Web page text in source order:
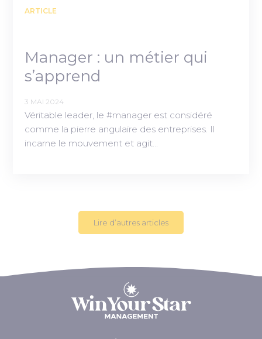
ARTICLE
Manager : un métier qui
s’apprend
3 MAI 2024
Véritable leader, le #manager est considéré
comme la pierre angulaire des entreprises. Il
incarne le mouvement et agit…
Lire d’autres articles